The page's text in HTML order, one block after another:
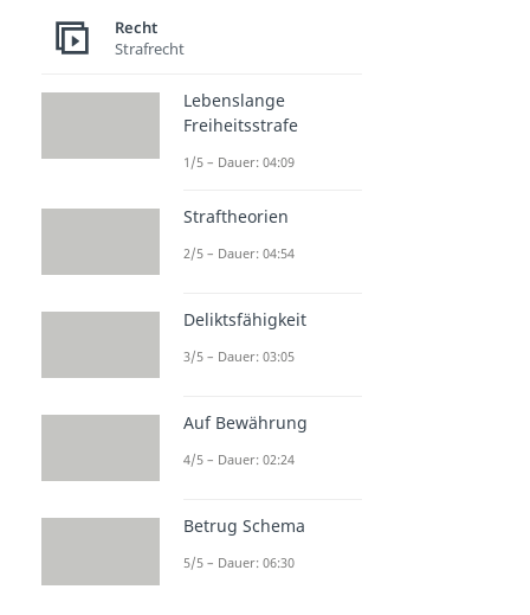
Recht
Strafrecht
Lebenslange
Freiheitsstrafe
1/5 – Dauer: 04:09
Straftheorien
2/5 – Dauer: 04:54
Deliktsfähigkeit
3/5 – Dauer: 03:05
Auf Bewährung
4/5 – Dauer: 02:24
Betrug Schema
5/5 – Dauer: 06:30